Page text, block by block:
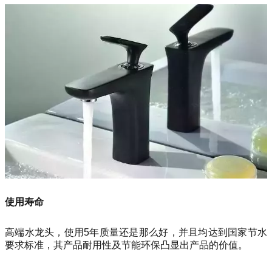
使用寿命
高端水龙头，使用5年质量还是那么好，并且均达到国家节水
要求标准，其产品耐用性及节能环保凸显出产品的价值。